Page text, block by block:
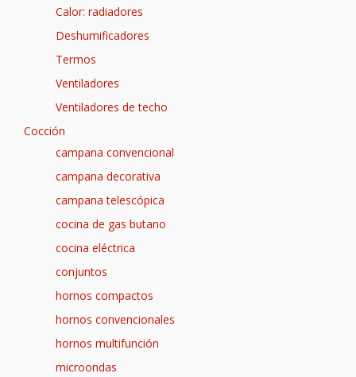
Calor: radiadores
Deshumificadores
Termos
Ventiladores
Ventiladores de techo
Cocción
campana convencional
campana decorativa
campana telescópica
cocina de gas butano
cocina eléctrica
conjuntos
hornos compactos
hornos convencionales
hornos multifunción
microondas